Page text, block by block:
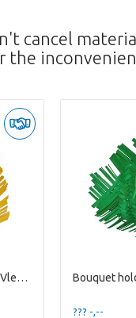
cancel
the
Bouquet holder Bamboo Vlecht D25cm
??? -,--